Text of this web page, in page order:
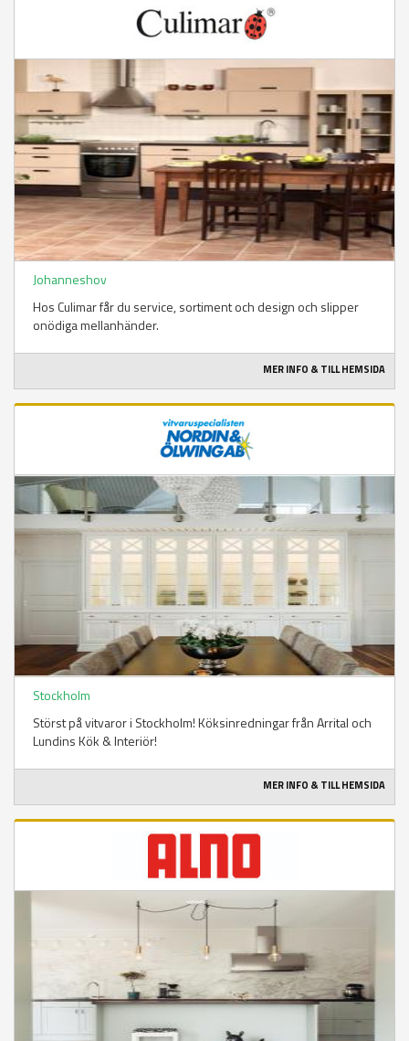
Johanneshov
Hos Culimar får du service, sortiment och design och slipper
onödiga mellanhänder.
MER INFO & TILL HEMSIDA
Stockholm
Störst på vitvaror i Stockholm! Köksinredningar från Arrital och
Lundins Kök & Interiör!
MER INFO & TILL HEMSIDA